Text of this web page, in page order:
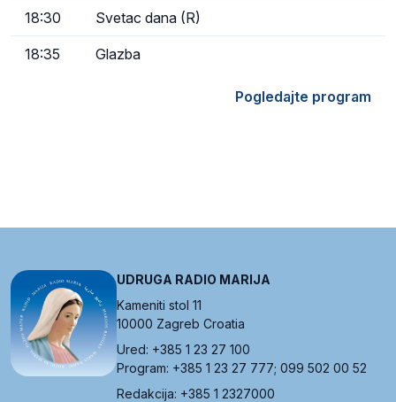
18:30 Svetac dana (R)
18:35 Glazba
Pogledajte program
UDRUGA RADIO MARIJA
Kameniti stol 11
10000 Zagreb Croatia
Ured: +385 1 23 27 100
Program: +385 1 23 27 777; 099 502 00 52
Redakcija: +385 1 2327000